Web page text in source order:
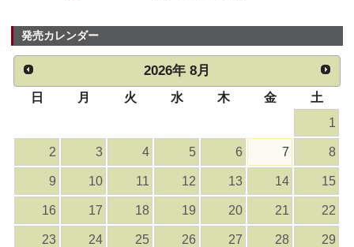
発売カレンダー
2026年 8月
日 月 火 水 木 金
土
1
2 3 4 5 6 7 8
9 10 11 12 13 14 15
16 17 18 19 20 21 22
23 24 25 26 27 28 29